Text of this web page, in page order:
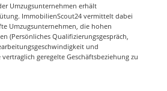
Umzugsunternehmen erhält
ImmobilienScout24 vermittelt dabei
Umzugsunternehmen, die hohen
(Persönliches Qualifizierungsgespräch,
und
geregelte Geschäftsbeziehung zu